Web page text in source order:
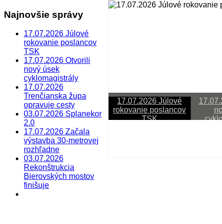
Najnovšie správy
17.07.2026 Júlové
rokovanie poslancov
TSK
17.07.2026 Otvorili
nový úsek
cyklomagistrály
17.07.2026
Trenčianska župa
opravuje cesty
03.07.2026 Splanekor
2.0
17.07.2026 Začala
výstavba 30-metrovej
rozhľadne
03.07.2026
Rekonštrukcia
Bierovských mostov
finišuje
17.07.2026 Júlové
rokovanie poslancov
TSK